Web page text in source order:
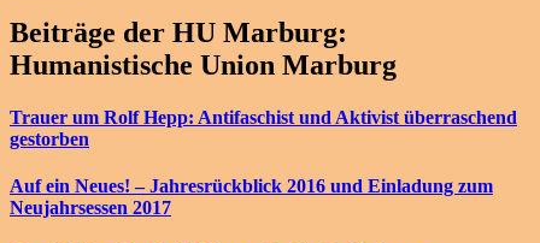
Beiträge der HU Marburg:
Humanistische Union Marburg
Trauer um Rolf Hepp: Antifaschist und Aktivist überraschend
gestorben
Auf ein Neues! – Jahresrückblick 2016 und Einladung zum
Neujahrsessen 2017